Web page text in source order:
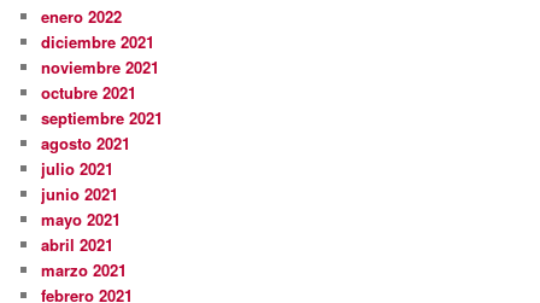
enero 2022
diciembre 2021
noviembre 2021
octubre 2021
septiembre 2021
agosto 2021
julio 2021
junio 2021
mayo 2021
abril 2021
marzo 2021
febrero 2021